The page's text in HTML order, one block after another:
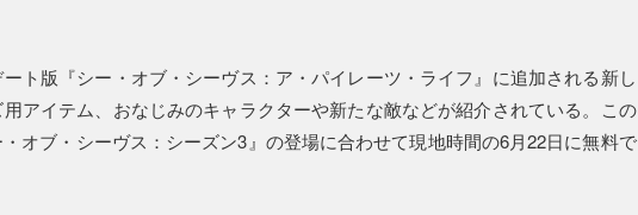
ト版『シー・オブ・シーヴス：ア・パイレーツ・ライフ』に追加される新し
アイテム、おなじみのキャラクターや新たな敵などが紹介されている。この
オブ・シーヴス：シーズン3』の登場に合わせて現地時間の6月22日に無料で